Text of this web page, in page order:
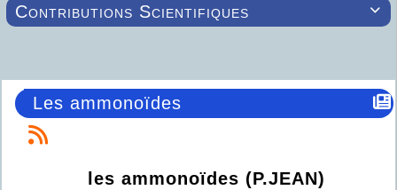

Contributions Scientifiques
Les ammonoïdes
les ammonoïdes (P.JEAN)